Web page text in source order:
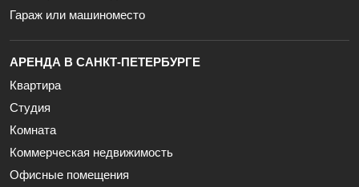
Гараж или машиноместо
АРЕНДА В САНКТ-ПЕТЕРБУРГЕ
Квартира
Студия
Комната
Коммерческая недвижимость
Офисные помещения